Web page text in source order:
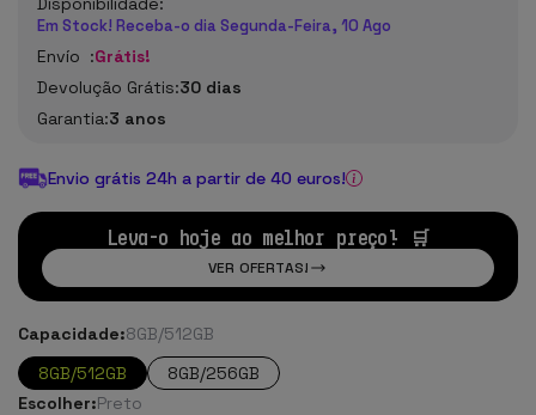
Em Stock! Receba-o dia Segunda-Feira, 10 Ago
Envío :Grátis!
Devolução Grátis:30 dias
Garantia:3 anos
Envio grátis 24h a partir de 40 euros!
Leva-o hoje ao melhor preço! 🛒
VER OFERTAS!
Capacidade:8GB/512GB
8GB/512GB
8GB/256GB
Escolher:Preto